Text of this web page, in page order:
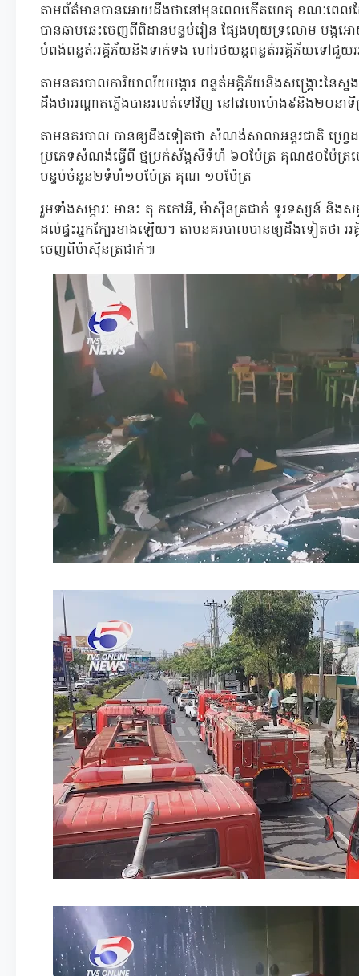
តាមព័ត៌មានបានអោយដឹងថានៅមុនពេលកើតហេតុ ខណៈពេលដ
បានឆាបឆេះចេញពីពិដានបន្ទប់រៀន ផ្សែងហុយទ្រលោម បង្កអោ
បំពង់ពន្លត់អគ្គិភ័យនិងទាក់ទង ហៅរថយន្តពន្លត់អគ្គិភ័យទៅជួយអ
តាមនគរបាលការិយាល័យបង្ការ ពន្លត់អគ្គិភ័យនិងសង្គ្រោះនៃស្ន
ដឹងថាអណ្តាតភ្លើងបានរលត់ទៅវិញ នៅវេលាម៉ោង៩និង២០នា
តាមនគរបាល បានឲ្យដឹងទៀតថា សំណង់សាលាអន្តរជាតិ ហ្រេ្វដ
ប្រភេទសំណង់ធ្វើពី ថ្មប្រក់ស័ង្កសីទំហំ ៦០ម៉ែត្រ គុណ៥០ម៉ែត្រហើ
បន្ទប់ចំនួន២ទំហំ១០ម៉ែត្រ គុណ ១០ម៉ែត្រ
រួមទាំងសម្ភារៈ មាន៖ តុ កកៅអី, ម៉ាស៊ីនត្រជាក់ ទូរទស្សន៍ និង
ដល់ផ្ទះអ្នកក្បែរខាងឡើយ។ តាមនគរបាលបានឲ្យដឹងទៀតថា អ
ចេញពីម៉ាស៊ីនត្រជាក់៕